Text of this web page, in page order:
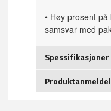
• Høy prosent
samsvar med
Spessifikasjoner